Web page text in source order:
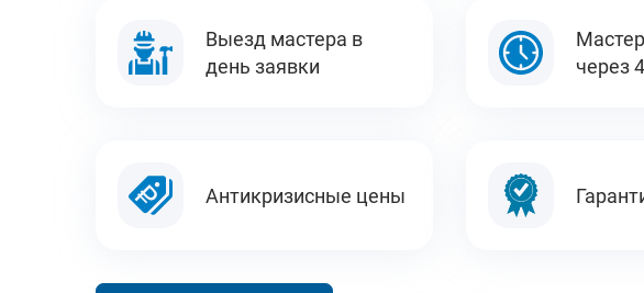
Выезд мастера в
день заявки
через
Антикризисные цены